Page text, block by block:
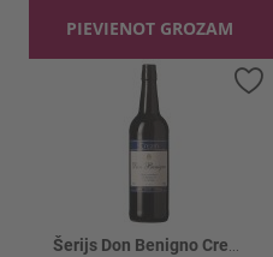
PIEVIENOT GROZAM